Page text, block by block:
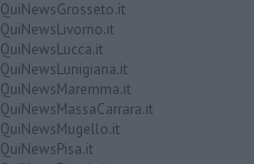
QuiNewsGrosseto.it
QuiNewsLivorno.it
QuiNewsLucca.it
QuiNewsLunigiana.it
QuiNewsMaremma.it
QuiNewsMassaCarrara.it
QuiNewsMugello.it
QuiNewsPisa.it